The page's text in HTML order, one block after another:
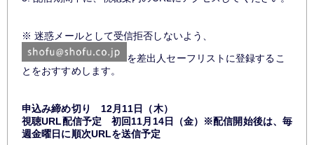
※ 迷惑メールとして受信拒否しないよう、
を差出人セーフリストに登録するこ
とをおすすめします。
申込み締め切り 12月11日（木）
視聴URL配信予定 初回11月14日（金）※配信開始後は、毎
週金曜日に順次URLを送信予定